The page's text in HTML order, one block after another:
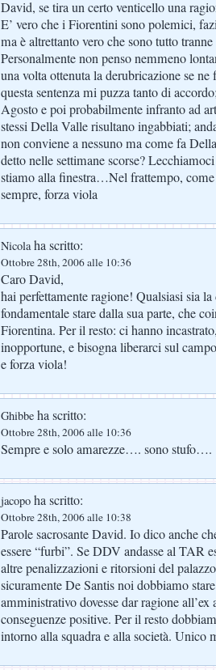
David, se tira un certo venticello una
E’ vero che i Fiorentini sono polemici,
ma è altrettanto vero che sono tutto
Personalmente non penso nemmeno
una volta ottenuta la derubricazione se
questa sentenza mi puzza tanto di
Agosto e poi probabilmente infranto ad
stessi Della Valle risultano ingabbiati;
non conviene a nessuno ma come fa
detto nelle settimane scorse?
stiamo alla finestra…Nel frattempo,
sempre, forza viola
Nicolaha scritto:
Ottobre 28th, 2006 alle 10:36
Caro David,
hai perfettamente ragione! Qualsiasi sia
fondamentale stare dalla sua parte, che
Fiorentina. Per il resto: ci hanno
inopportune, e bisogna liberarci sul
e forza viola!
Ghibbe ha scritto:
Ottobre 28th, 2006 alle 10:36
Sempre e solo amarezze…. sono stufo….
jacopo ha scritto:
Ottobre 28th, 2006 alle 10:38
Parole sacrosante David. Io dico anche
essere “furbi”. Se DDV andasse al TAR
altre penalizzazioni e ritorsioni del
sicuramente De Santis noi dobbiamo
amministrativo dovesse dar ragione
conseguenze positive. Per il resto
intorno alla squadra e alla società. Unico